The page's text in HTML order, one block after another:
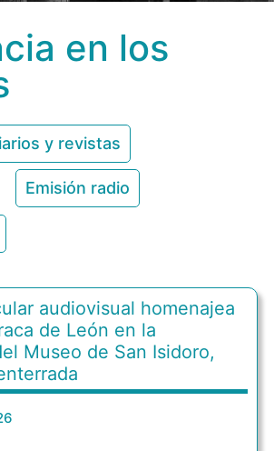
en los
y revistas
Emisión radio
audiovisual homenajea
de León en la
Museo de San Isidoro,